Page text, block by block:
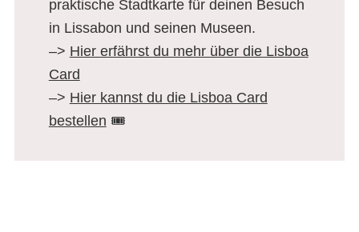
praktische Stadtkarte für deinen Besuch
in Lissabon und seinen Museen.
–> Hier erfährst du mehr über die Lisboa
Card
–> Hier kannst du die Lisboa Card
bestellen 🎟️